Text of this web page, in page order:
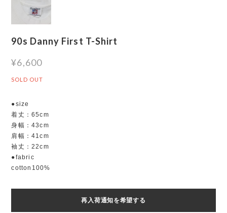
90s Danny First T-Shirt
¥6,600
SOLD OUT
●size
着丈：65cm
身幅：43cm
肩幅：41cm
袖丈：22cm
●fabric
cotton100%
再入荷通知を希望する